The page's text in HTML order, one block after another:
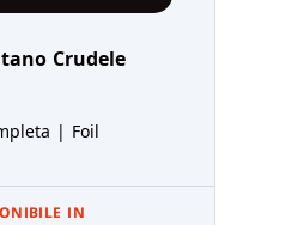
Crudele
| Foil
IN